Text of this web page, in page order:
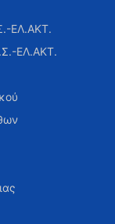
ΕΛ.ΑΚΤ.
ΕΛ.ΑΚΤ.